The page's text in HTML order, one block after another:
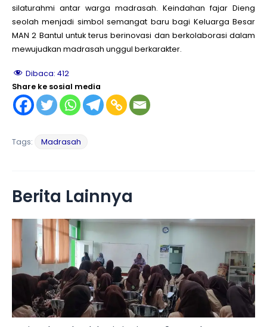
silaturahmi antar warga madrasah. Keindahan fajar Dieng
seolah menjadi simbol semangat baru bagi Keluarga Besar
MAN 2 Bantul untuk terus berinovasi dan berkolaborasi dalam
mewujudkan madrasah unggul berkarakter.
Dibaca: 412
Share ke sosial media
Tags: Madrasah
Berita Lainnya